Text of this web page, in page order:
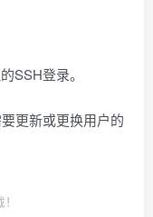
SSH登录。
更新或更换用户的